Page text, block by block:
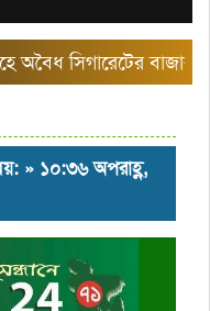
সিগারেটের বাজার তৈরি
» ১০:৩৬ অপরাহ্ণ,